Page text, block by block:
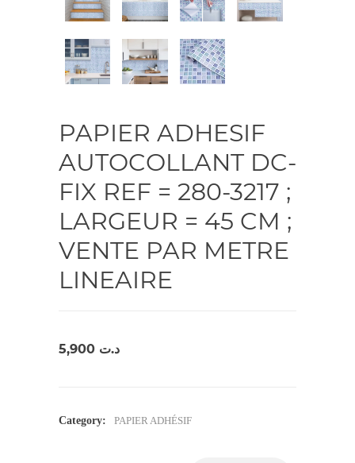
PAPIER ADHESIF
AUTOCOLLANT DC-
FIX REF = 280-3217 ;
LARGEUR = 45 CM ;
VENTE PAR METRE
LINEAIRE
د.ت
Category: PAPIER ADHÉSIF